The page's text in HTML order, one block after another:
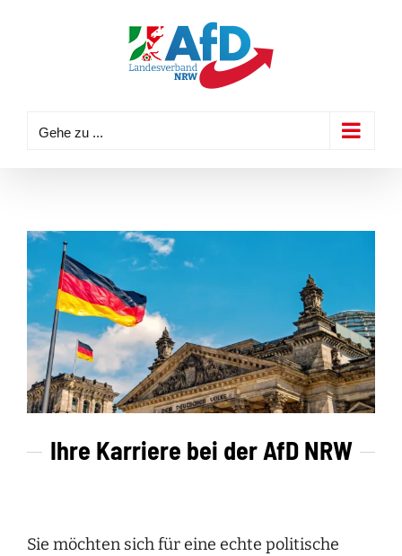
Gehe zu ...
Ihre Karriere bei der AfD NRW
Sie möchten sich für eine echte politische